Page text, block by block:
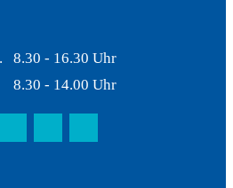
8.30 - 16.30 Uhr
8.30 - 14.00 Uhr